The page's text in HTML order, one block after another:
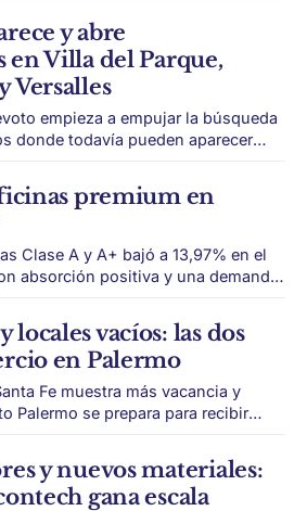
económica cada vez más
y abre
Villa del Parque,
Versalles
empieza a empujar la búsqueda
donde todavía pueden aparecer
residenciales más buscados de
barrial y nuevos desarrollos lo
premium en
Clase A y A+ bajó a 13,97% en el
absorción positiva y una demanda
empieza a dejar atrás los
Después de un ciclovacíos: las dos
en Palermo
Fe muestra más vacancia y
Palermo se prepara para recibir
Por un lado, uno de
registra más locales
más bajos. Por otro,
y nuevos materiales:
gana escala